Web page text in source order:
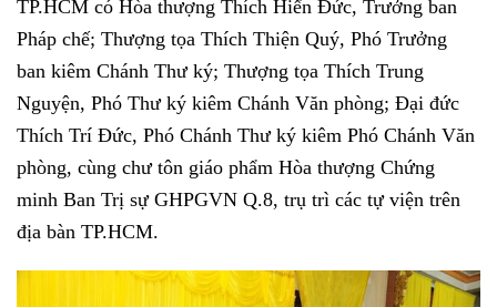
TP.HCM có Hòa thượng Thích Hiển Đức, Trưởng ban
Pháp chế; Thượng tọa Thích Thiện Quý, Phó Trưởng
ban kiêm Chánh Thư ký; Thượng tọa Thích Trung
Nguyện, Phó Thư ký kiêm Chánh Văn phòng; Đại đức
Thích Trí Đức, Phó Chánh Thư ký kiêm Phó Chánh Văn
phòng, cùng chư tôn giáo phẩm Hòa thượng Chứng
minh Ban Trị sự GHPGVN Q.8, trụ trì các tự viện trên
địa bàn TP.HCM.